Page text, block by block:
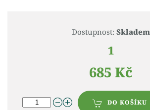
Dostupnost: Skladem
1
685 Kč
DO KOŠÍKU